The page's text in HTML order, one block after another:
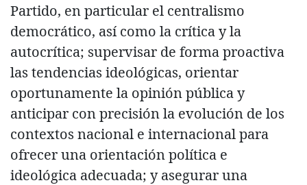
Partido, en particular el centralismo
democrático, así como la crítica y la
autocrítica; supervisar de forma proactiva
las tendencias ideológicas, orientar
oportunamente la opinión pública y
anticipar con precisión la evolución de los
contextos nacional e internacional para
ofrecer una orientación política e
ideológica adecuada; y asegurar una